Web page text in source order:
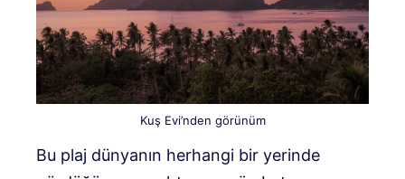
Kuş Evi’nden görünüm
Bu plaj dünyanın herhangi bir yerinde